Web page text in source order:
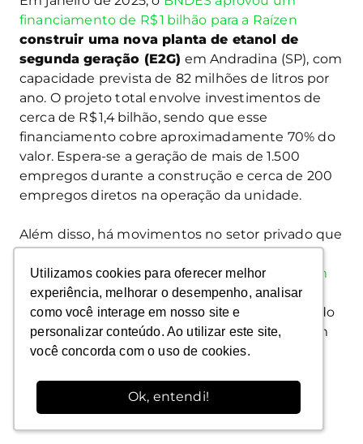
Utilizamos cookies para oferecer melhor
experiência, melhorar o desempenho, analisar
como você interage em nosso site e
personalizar conteúdo. Ao utilizar este site,
você concorda com o uso de cookies.
Ok, entendi!
Utilizamos cookies para oferecer melhor
experiência, melhorar o desempenho, analisar
como você interage em nosso site e
personalizar conteúdo. Ao utilizar este site,
você concorda com o uso de cookies.
Ok, entendi!
financiamento de R$ 1 bilhão para a Raízen
construir uma nova planta de etanol de
segunda geração (E2G) em Andradina (SP), com
capacidade prevista de 82 milhões de litros por
ano. O projeto total envolve investimentos de
cerca de R$ 1,4 bilhão, sendo que esse
financiamento cobre aproximadamente 70% do
valor. Espera-se a geração de mais de 1.500
empregos durante a construção e cerca de 200
empregos diretos na operação da unidade.
Além disso, há movimentos no setor privado que
mostram a expansão da bioenergia avançada
como estratégia de crescimento. Segundo
um
relatório doFinancial Times, aRaízen viu sua
receita dobrar entre 2019 e 2023
, fortalecendo
sua atuação no etanol de segunda geração em
resposta à demanda global por energia